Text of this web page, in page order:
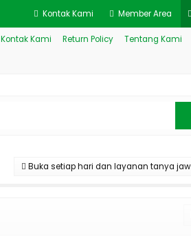
Kontak Kami Member Area
Kontak Kami Return Policy Tentang Kami
Buka setiap hari dan layanan tanya